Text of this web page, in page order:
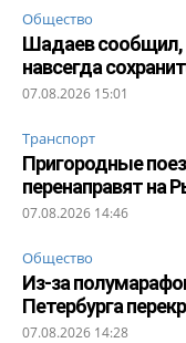
Общество
Шадаев сообщил,
навсегда
07.08.2026 15:01
Транспорт
Пригородные
перенаправят на
07.08.2026 14:46
Общество
Из-за
Петербурга
07.08.2026 14:28